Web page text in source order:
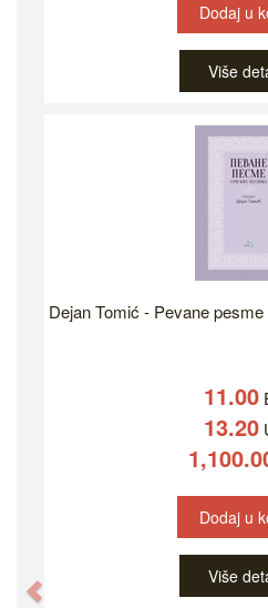
Dodaj u
Više
Dejan Tomić - Pevane
11.00
13.20
Dodaj u
Više